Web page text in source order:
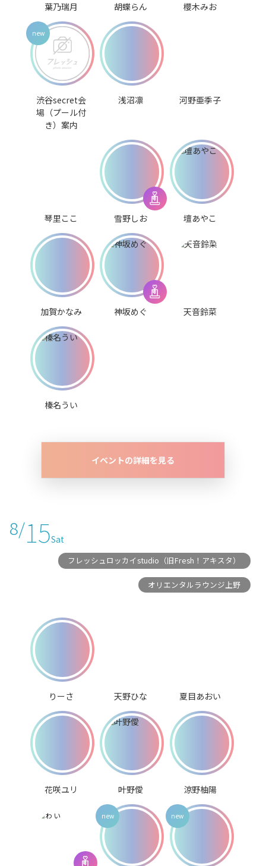
葉乃瑞月 胡蝶らん 櫻木みお
渋谷secret会
場（プール付
き）案内
浅沼凛 河野亜季子
琴里ここ 雪野しお 壇あやこ
加賀かなみ 神坂めぐ 天音鈴菜
榛名うい
イベントの詳細を見る
8/15Sat
フレッシュロッカイstudio（旧Fresh！アキスタ）
オリエンタルラウンジ上野
りーさ 天野ひな 夏目あおい
花咲ユリ 叶野僾 涼野柚陽